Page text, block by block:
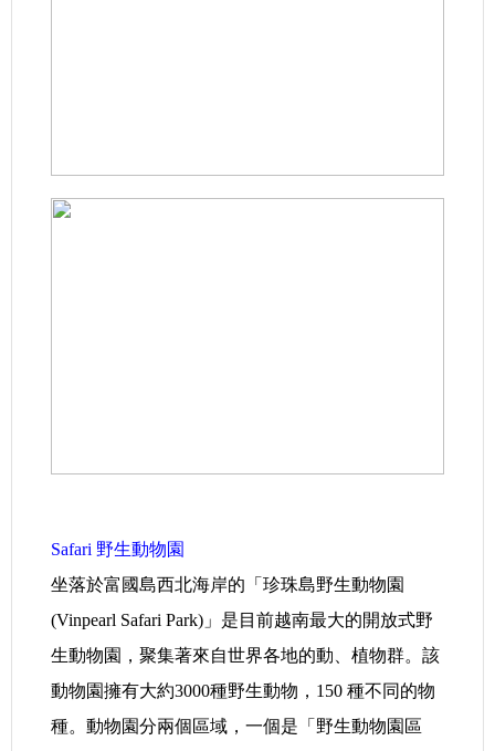
Safari 野生動物園
坐落於富國島西北海岸的「珍珠島野生動物園
(Vinpearl Safari Park)」是目前越南最大的開放式野
生動物園，聚集著來自世界各地的動、植物群。該
動物園擁有大約3000種野生動物，150 種不同的物
種。動物園分兩個區域，一個是「野生動物園區